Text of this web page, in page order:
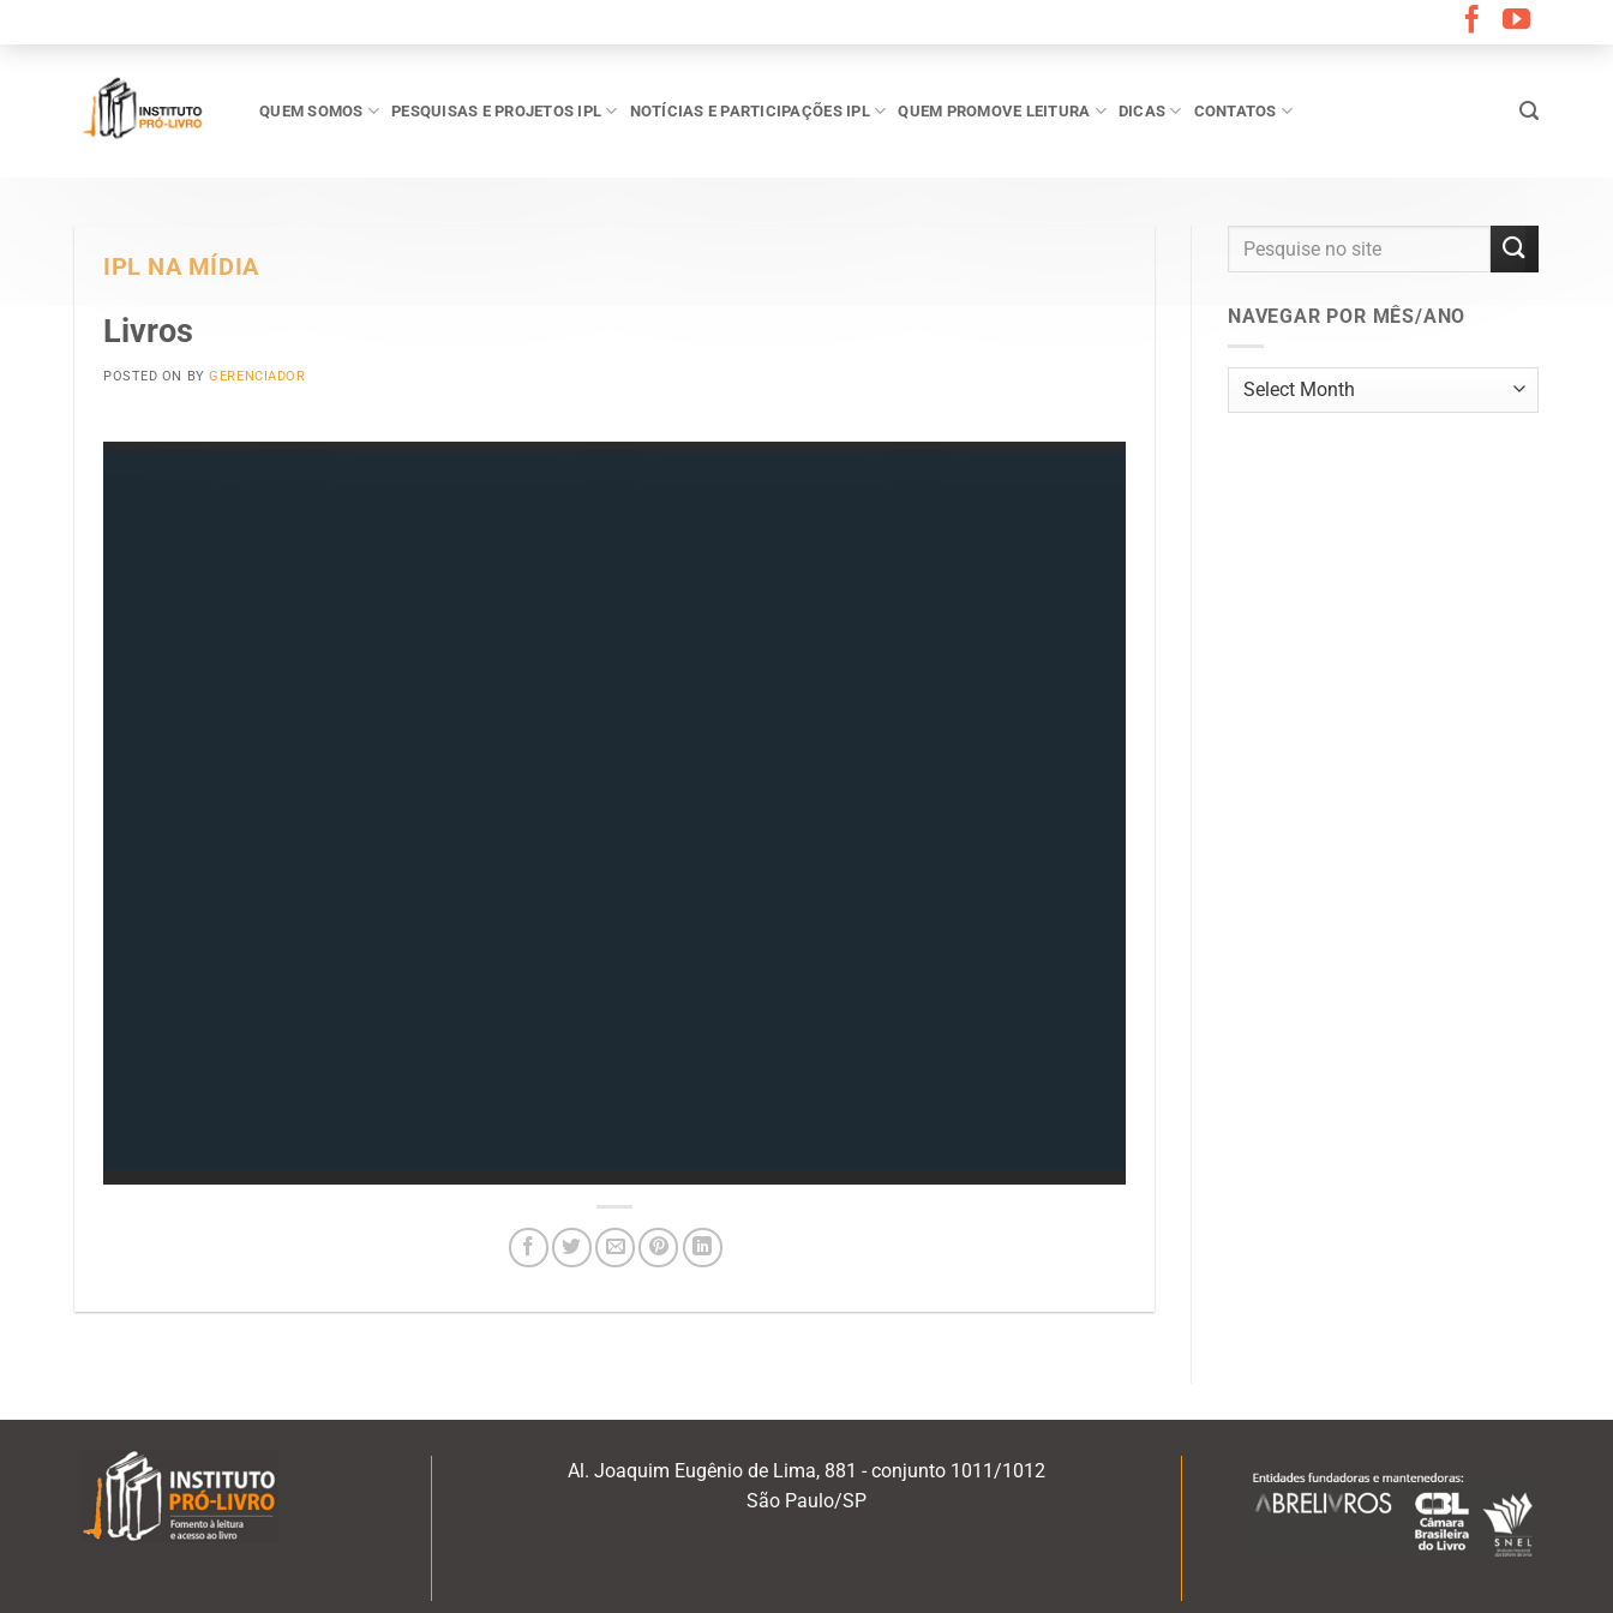
QUEM SOMOS PESQUISAS E PROJETOS IPL NOTÍCIAS E PARTICIPAÇÕES IPL QUEM PROMOVE LEITURA DICAS CONTATOS
IPL NA MÍDIA
Livros
POSTED ON BYGERENCIADOR
NAVEGAR POR MÊS/ANO
Navegar
por
Al. Joaquim Eugênio de Lima, 881 - conjunto 1011/1012
São Paulo/SP